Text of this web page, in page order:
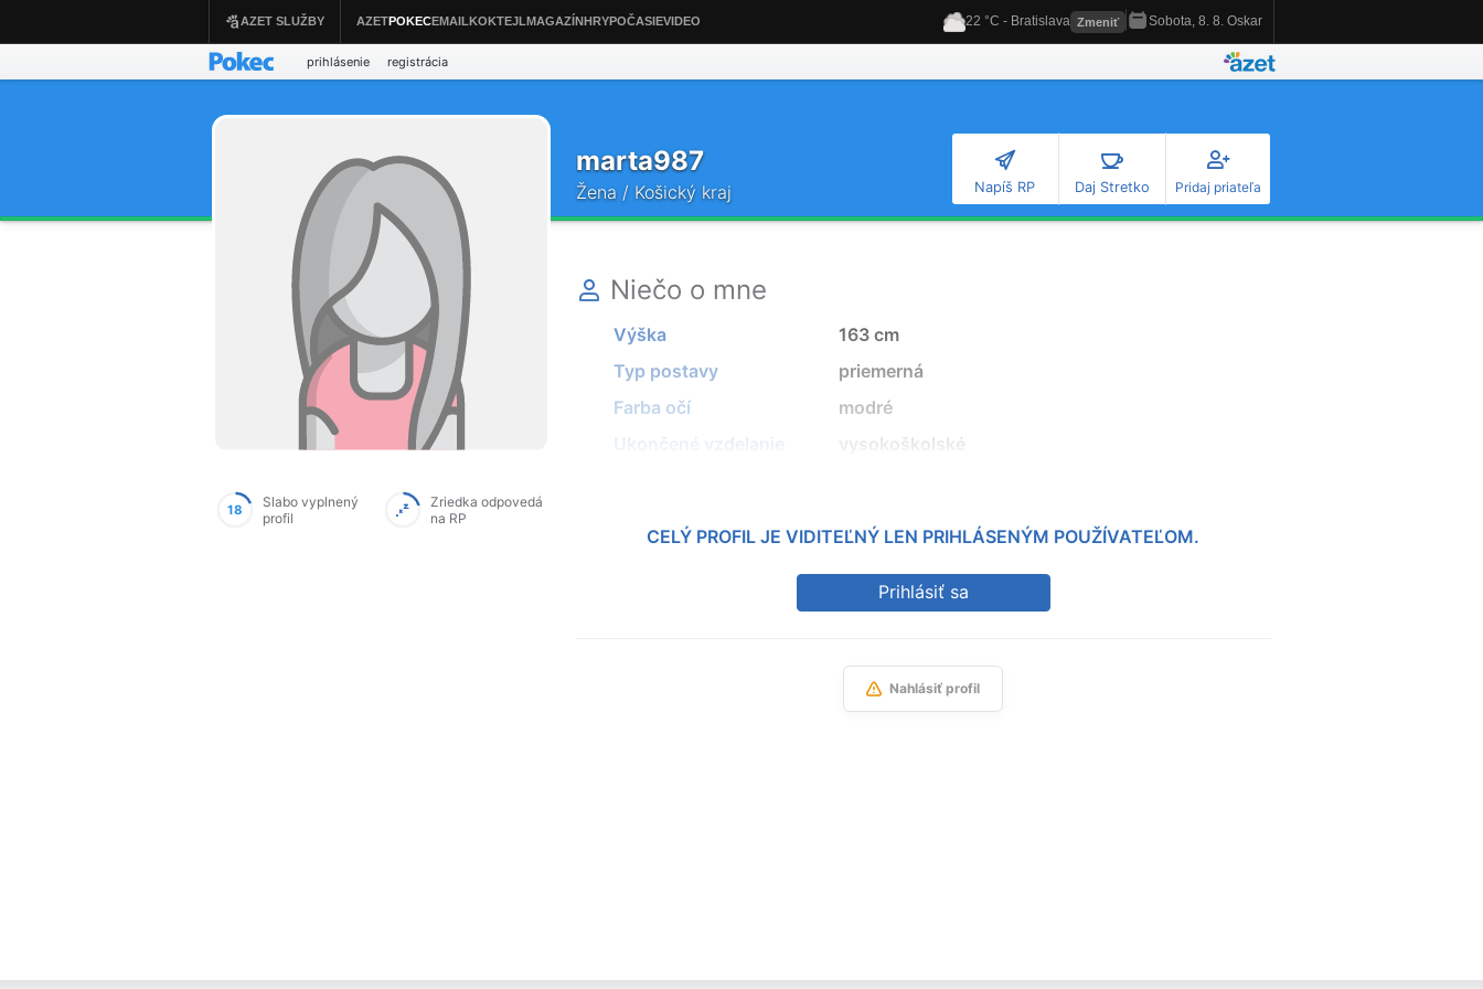
marta987
Žena / Košický kraj Napíš RP Daj Stretko Pridaj priateľa
18
Slabo vyplnený
profil
Zriedka odpovedá
na RP
Niečo o mne
Výška
163 cm
Typ postavy
priemerná
Farba očí
modré
Ukončené vzdelanie
vysokoškolské
CELÝ PROFIL JE VIDITEĽNÝ LEN PRIHLÁSENÝM POUŽÍVATEĽOM.
Prihlásiť sa
Nahlásiť profil
prihlásenie registrácia